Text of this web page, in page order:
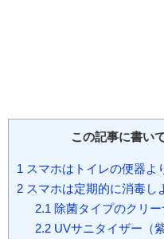
この記事に書い
1 スマホはトイレの便器よ
2 スマホは定期的に消毒し
2.1 除菌タイプのクリ
2.2UVサニタイザー（